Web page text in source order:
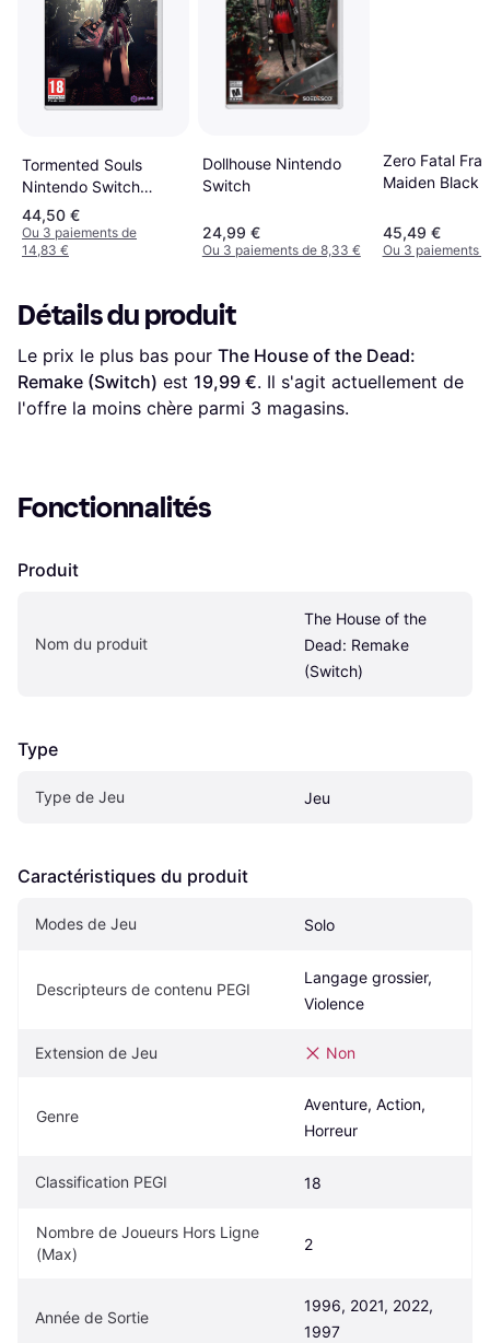
Tormented Souls
Nintendo Switch
Pqube Double Effect
44,50 €
Ou 3 paiements de
14,83 €
Dollhouse Nintendo
Switch
24,99 €
Ou 3 paiements de 8,33 €
Zero Fatal
Maiden Black
45,49 €
Ou 3 paiements
Détails du produit
Le prix le plus bas pour The House of the Dead:
Remake (Switch) est 19,99 €. Il s'agit actuellement de
l'offre la moins chère parmi 3 magasins.
Fonctionnalités
Produit
Nom du produit
The House of the
Dead: Remake
(Switch)
Type
Type de Jeu Jeu
Caractéristiques du produit
Modes de Jeu Solo
Descripteurs de contenu PEGI
Langage grossier,
Violence
Extension de Jeu Non
Genre
Aventure, Action,
Horreur
Classification PEGI 18
Nombre de Joueurs Hors Ligne
(Max)
2
Année de Sortie
1996, 2021, 2022,
1997